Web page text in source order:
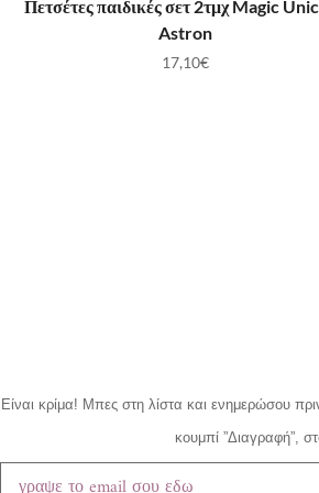
Πετσέτες παιδικές σετ 2τμχ Magic
Astron
17,10€
Είναι κρίμα! Μπες στη λίστα και ενημερώσου
κουμπί ”Διαγραφή”,